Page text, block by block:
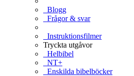
Blogg
Frågor & svar
Instruktionsfilmer
Tryckta utgåvor
Helbibel
NT+
Enskilda bibelböcker